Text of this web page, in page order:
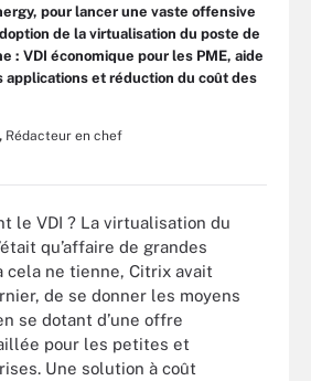
pour lancer une vaste offensive
de la virtualisation du poste de
: VDI économique pour les PME, aide
applications et réduction du coût des
Rédacteur en chef
le VDI ? La virtualisation du
qu’affaire de grandes
cela ne tienne, Citrix avait
de se donner les moyens
se dotant d’une offre
pour les petites et
Une solution à coût